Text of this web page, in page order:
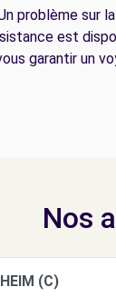
problème sur
est
garantir un
Nos
(C)